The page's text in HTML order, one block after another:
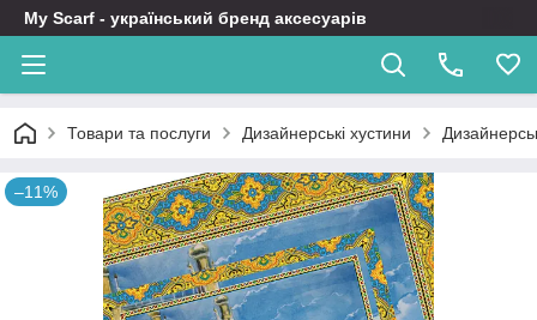
My Scarf - український бренд аксесуарів
Товари та послуги Дизайнерські хустини
–11%